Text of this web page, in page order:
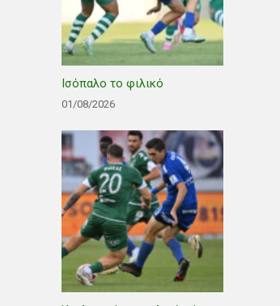
Ισόπαλο το φιλικό
01/08/2026